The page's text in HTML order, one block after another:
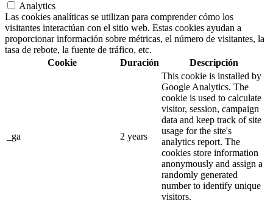
Analytics
Las cookies analíticas se utilizan para comprender cómo los
visitantes interactúan con el sitio web. Estas cookies ayudan a
proporcionar información sobre métricas, el número de visitantes, la
tasa de rebote, la fuente de tráfico, etc.
Cookie
Duración Descripción
_ga 2 years
This cookie is installed by
Google Analytics. The
cookie is used to calculate
visitor, session, campaign
data and keep track of site
usage for the site's
analytics report. The
cookies store information
anonymously and assign a
randomly generated
number to identify unique
visitors.